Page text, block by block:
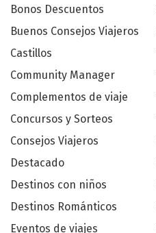
Bonos Descuentos
Buenos Consejos Viajeros
Castillos
Community Manager
Complementos de viaje
Concursos y Sorteos
Consejos Viajeros
Destacado
Destinos con niños
Destinos Románticos
Eventos de viajes